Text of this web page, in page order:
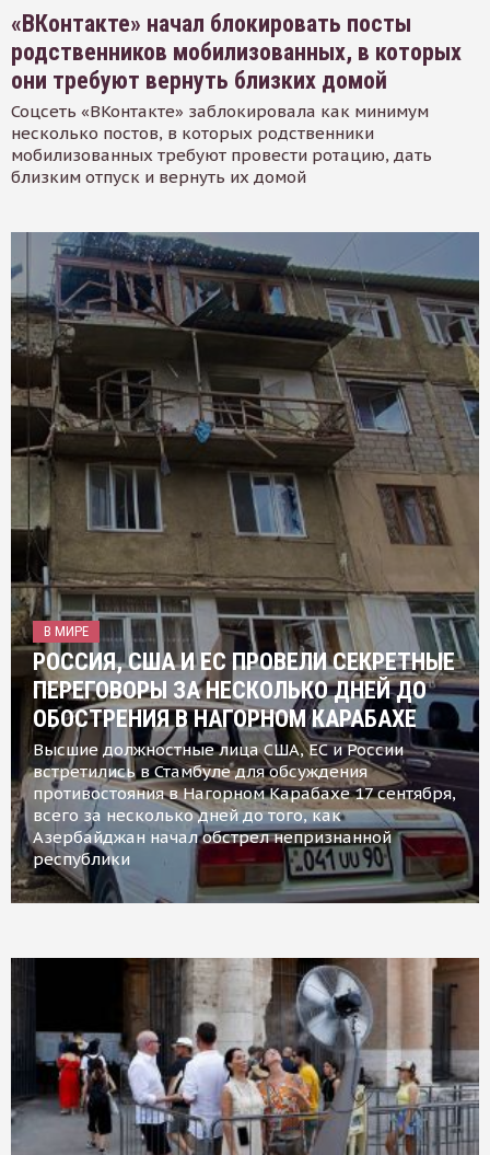
«ВКонтакте» начал блокировать посты
родственников мобилизованных, в которых
они требуют вернуть близких домой
Соцсеть «ВКонтакте» заблокировала как минимум
несколько постов, в которых родственники
мобилизованных требуют провести ротацию, дать
близким отпуск и вернуть их домой
В МИРЕ
РОССИЯ, США И ЕС ПРОВЕЛИ СЕКРЕТНЫЕ
ПЕРЕГОВОРЫ ЗА НЕСКОЛЬКО ДНЕЙ ДО
ОБОСТРЕНИЯ В НАГОРНОМ КАРАБАХЕ
Высшие должностные лица США, ЕС и России
встретились в Стамбуле для обсуждения
противостояния в Нагорном Карабахе 17 сентября,
всего за несколько дней до того, как
Азербайджан начал обстрел непризнанной
республики